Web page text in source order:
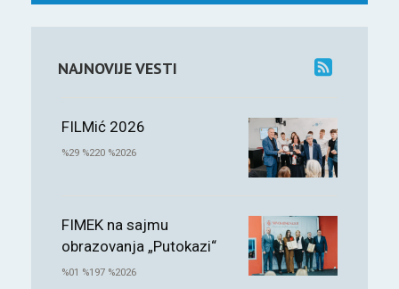
NAJNOVIJE VESTI
FILMić 2026
%29 %220 %2026
FIMEK na sajmu
obrazovanja „Putokazi“
%01 %197 %2026